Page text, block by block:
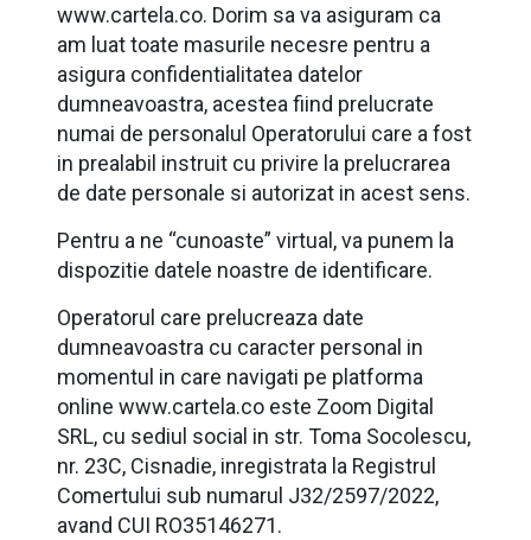
www.cartela.co. Dorim sa va asiguram ca
am luat toate masurile necesre pentru a
asigura confidentialitatea datelor
dumneavoastra, acestea fiind prelucrate
numai de personalul Operatorului care a fost
in prealabil instruit cu privire la prelucrarea
de date personale si autorizat in acest sens.
Pentru a ne “cunoaste” virtual, va punem la
dispozitie datele noastre de identificare.
Operatorul care prelucreaza date
dumneavoastra cu caracter personal in
momentul in care navigati pe platforma
online www.cartela.co este Zoom Digital
SRL, cu sediul social in str. Toma Socolescu,
nr. 23C, Cisnadie, inregistrata la Registrul
Comertului sub numarul J32/2597/2022,
avand CUI RO35146271.